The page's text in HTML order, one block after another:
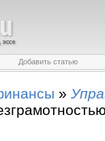
Добавить статью
»